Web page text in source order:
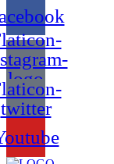
logo
twitter